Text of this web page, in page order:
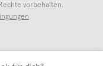
vorbehalten.